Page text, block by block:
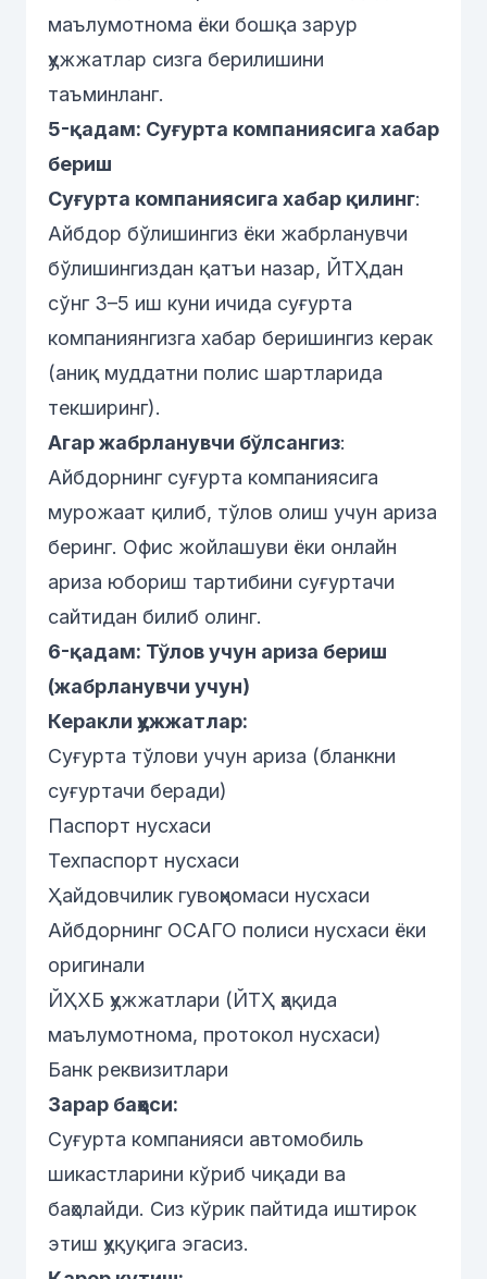
маълумотнома ёки бошқа зарур
ҳужжатлар сизга берилишини
таъминланг.
5-қадам: Суғурта компаниясига хабар
бериш
Суғурта компаниясига хабар қилинг:
Айбдор бўлишингиз ёки жабрланувчи
бўлишингиздан қатъи назар, ЙТҲдан
сўнг 3–5 иш куни ичида суғурта
компаниянгизга хабар беришингиз керак
(аниқ муддатни полис шартларида
текширинг).
Агар жабрланувчи бўлсангиз:
Айбдорнинг суғурта компаниясига
мурожаат қилиб, тўлов олиш учун ариза
беринг. Офис жойлашуви ёки онлайн
ариза юбориш тартибини суғуртачи
сайтидан билиб олинг.
6-қадам: Тўлов учун ариза бериш
(жабрланувчи учун)
Керакли ҳужжатлар:
Суғурта тўлови учун ариза (бланкни
суғуртачи беради)
Паспорт нусхаси
Техпаспорт нусхаси
Ҳайдовчилик гувоҳномаси нусхаси
Айбдорнинг ОСАГО полиси нусхаси ёки
оригинали
ЙҲХБ ҳужжатлари (ЙТҲ ҳақида
маълумотнома, протокол нусхаси)
Банк реквизитлари
Зарар баҳоси:
Суғурта компанияси автомобиль
шикастларини кўриб чиқади ва
баҳолайди. Сиз кўрик пайтида иштирок
этиш ҳуқуқига эгасиз.